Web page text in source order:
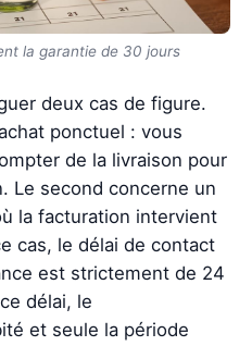
la garantie de 30 jours
deux cas de figure.
ponctuel : vous
de la livraison pour
Le second concerne un
la facturation intervient
cas, le délai de contact
est strictement de 24
délai, le
et seule la période